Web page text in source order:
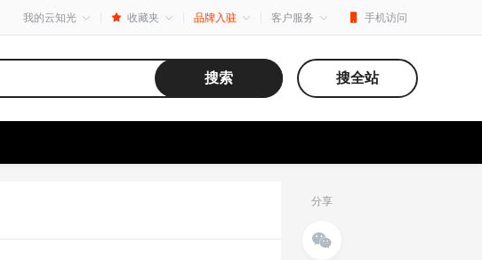
我的云知光 收藏夹 品牌入驻 客户服务 手机访问
搜索 搜全站
分享